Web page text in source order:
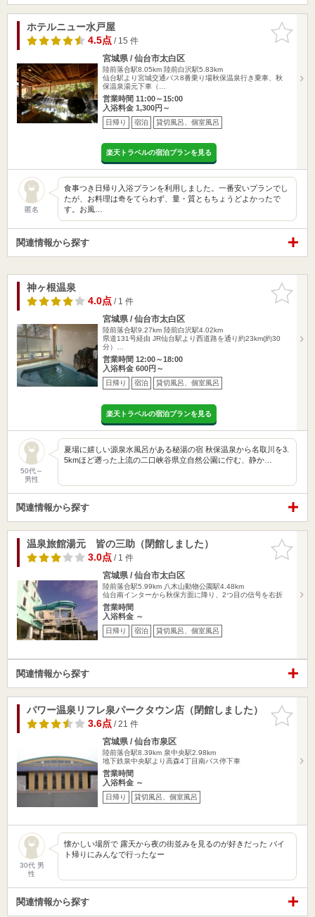
お気に入
りに追加
ホテルニュー水戸屋
4.5点/ 15 件
宮城県 / 仙台市太白区
陸前落合駅8.05km 陸前白沢駅5.83km
仙台駅より宮城交通バス8番乗り場秋保温泉行き乗車、秋
保温泉湯元下車（…
営業時間 11:00～15:00
入浴料金 1,300円～
日帰り 宿泊 貸切風呂、個室風呂
楽天トラベルの宿泊プランを見る
匿名
食事つき日帰り入浴プランを利用しました。一番安いプランでし
たが、お料理は奇をてらわず、量・質ともちょうどよかったで
す。お風…
関連情報から探す
お気に入
りに追加
神ヶ根温泉
4.0点/ 1 件
宮城県 / 仙台市太白区
陸前落合駅9.27km 陸前白沢駅4.02km
県道131号経由 JR仙台駅より西道路を通り約23km(約30
分）…
営業時間 12:00～18:00
入浴料金 600円～
日帰り 宿泊 貸切風呂、個室風呂
楽天トラベルの宿泊プランを見る
50代～
男性
夏場に嬉しい源泉水風呂がある秘湯の宿 秋保温泉から名取川を3.
5kmほど遡った上流の二口峡谷県立自然公園に佇む、静か…
関連情報から探す
お気に入
りに追加
温泉旅館湯元 皆の三助（閉館しました）
3.0点/ 1 件
宮城県 / 仙台市太白区
陸前落合駅5.99km 八木山動物公園駅4.48km
仙台南インターから秋保方面に降り、2つ目の信号を右折
営業時間
入浴料金 ～
日帰り 宿泊 貸切風呂、個室風呂
関連情報から探す
お気に入
りに追加
パワー温泉リフレ泉パークタウン店（閉館しました）
3.6点/ 21 件
宮城県 / 仙台市泉区
陸前落合駅8.39km 泉中央駅2.98km
地下鉄泉中央駅より高森4丁目南バス停下車
営業時間
入浴料金 ～
日帰り 貸切風呂、個室風呂
30代 男
性
懐かしい場所で 露天から夜の街並みを見るのが好きだった バイ
ト帰りにみんなで行ったなー
関連情報から探す